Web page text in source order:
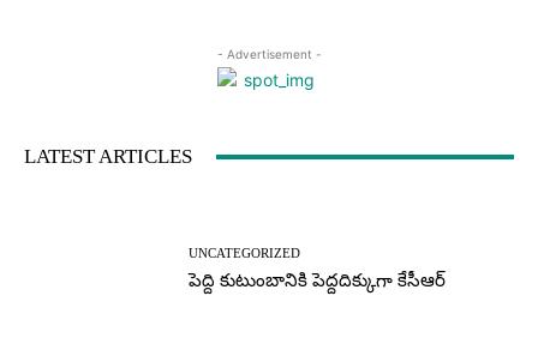
- Advertisement -
LATEST ARTICLES
UNCATEGORIZED
పెద్ది కుటుంబానికి పెద్దదిక్కుగా కేసీఆర్